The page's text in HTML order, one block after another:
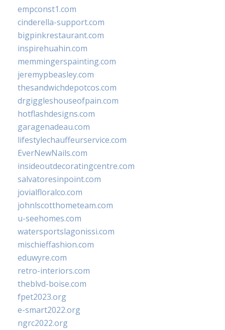
empconst1.com
cinderella-support.com
bigpinkrestaurant.com
inspirehuahin.com
memmingerspainting.com
jeremypbeasley.com
thesandwichdepotcos.com
drgiggleshouseofpain.com
hotflashdesigns.com
garagenadeau.com
lifestylechauffeurservice.com
EverNewNails.com
insideoutdecoratingcentre.com
salvatoresinpoint.com
jovialfloralco.com
johnlscotthometeam.com
u-seehomes.com
watersportslagonissi.com
mischieffashion.com
eduwyre.com
retro-interiors.com
theblvd-boise.com
fpet2023.org
e-smart2022.org
ngrc2022.org